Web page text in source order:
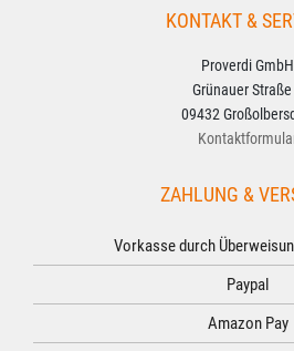
KONTAKT &
Proverdi GmbH
Grünauer Straße
09432
ZAHLUNG &
Vorkasse durch
Paypal
Amazon Pay